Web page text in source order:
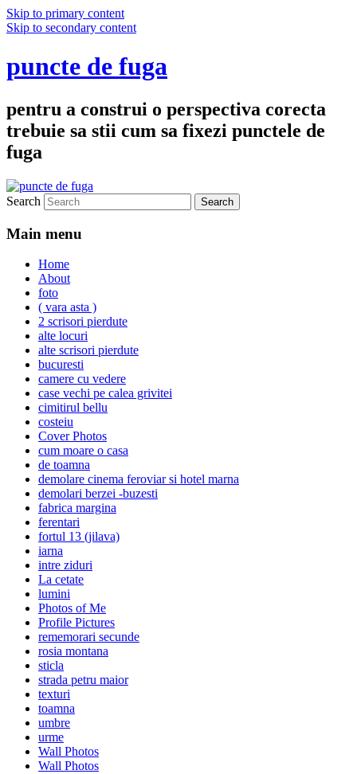
Skip to primary content
Skip to secondary content
puncte de fuga
pentru a construi o perspectiva corecta
trebuie sa stii cum sa fixezi punctele de
fuga
Search
Main menu
Home
About
foto
( vara asta )
2 scrisori pierdute
alte locuri
alte scrisori pierdute
bucuresti
camere cu vedere
case vechi pe calea grivitei
cimitirul bellu
costeiu
Cover Photos
cum moare o casa
de toamna
demolare cinema feroviar si hotel marna
demolari berzei -buzesti
fabrica margina
ferentari
fortul 13 (jilava)
iarna
intre ziduri
La cetate
lumini
Photos of Me
Profile Pictures
rememorari secunde
rosia montana
sticla
strada petru maior
texturi
toamna
umbre
urme
Wall Photos
Wall Photos